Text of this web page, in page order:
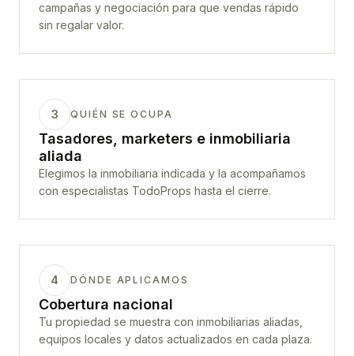
campañas y negociación para que vendas rápido
sin regalar valor.
3 QUIÉN SE OCUPA
Tasadores, marketers e inmobiliaria
aliada
Elegimos la inmobiliaria indicada y la acompañamos
con especialistas TodoProps hasta el cierre.
4 DÓNDE APLICAMOS
Cobertura nacional
Tu propiedad se muestra con inmobiliarias aliadas,
equipos locales y datos actualizados en cada plaza.